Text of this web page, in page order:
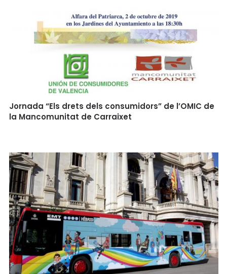
Jornada “Els drets dels consumidors” de l’OMIC de
la Mancomunitat de Carraixet